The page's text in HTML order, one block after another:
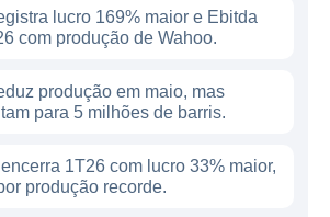
lucro 169% maior e Ebitda
com produção de Wahoo.
produção em maio, mas
para 5 milhões de barris.
1T26 com lucro 33% maior,
produção recorde.